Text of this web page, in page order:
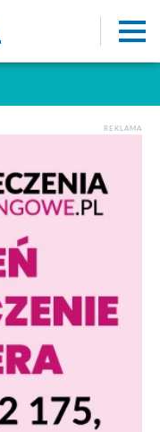
REKLAMA